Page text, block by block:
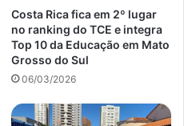
Costa Rica fica em 2º lugar
no ranking do TCE e integra
Top 10 da Educação em Mato
Grosso do Sul
06/03/2026